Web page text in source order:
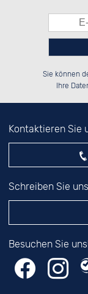
░░████░░██████░░░░████░░██████░░
██░░░░░░░░░░██░░░░░░██░░░░░░██░░
Sie können
Ihre
Kontaktieren Sie
Schreiben Sie
Besuchen Sie